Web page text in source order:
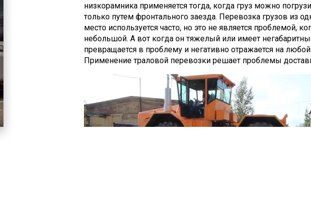
низкорамника применяется тогда, когда груз можно
только путем фронтального заезда. Перевозка грузов из
место используется часто, но это не является проблемой,
небольшой. А вот когда он тяжелый или имеет
превращается в проблему и негативно отражается на любой
Применение траловой перевозки решает проблемы